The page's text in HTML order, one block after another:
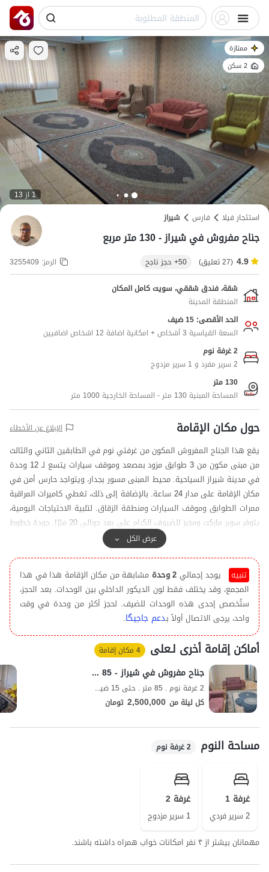
ممتازة
2 سكن
1 از 13
استئجار فيلا
فارس شیراز
جناح مفروش في شيراز - 130 متر مربع
4.9 (27 تعليق) 50+ حجز ناجح الرمز: 3255409
شقة، فندق شققي، سويت كامل المكان
المنطقة المدينة
الحد الأقصى: 15 ضيف
السعة القياسية 3 أشخاص + امكانية اضافة 12 اشخاص اضافيين
2 غرفة نوم
2 سرير مفرد و 1 سرير مزدوج
130 متر
المساحة المبنية 130 متر - المساحة الخارجية 1000 متر
حول مكان الإقامة الإبلاغ عن الأخطاء
يقع هذا الجناح المفروش المكون من غرفتي نوم في الطابقين الثاني والثالث
من مبنى مكون من 3 طوابق مزود بمصعد وموقف سيارات يتسع لـ 12 وحدة
في مدينة شيراز السياحية. محيط المبنى مسور بجدار، ويتواجد حارس أمن في
مكان الإقامة على مدار 24 ساعة. بالإضافة إلى ذلك، تغطي كاميرات المراقبة
ممرات الطوابق وموقف السيارات ومنطقة الزقاق. لتلبية الاحتياجات اليومية،
يتوفر سوبر ماركت ومخبز للضيوف الكرام على بعد حوالي 20 مترًا. جودة خطوط
وتغطية الإنترنت هي 4G. من بين المعالم التاريخية والمناطق السياحية في
هذه المدينة الجميلة يمكن الإشارة إلى حديقة إرم شيراز، وحمام وكيل،
ومسجد نصير الملك، وقلعة كريم خان زند، وحافظية، وضريح سعدي، وحديقة
عفيف آباد، وشاه جراغ، وحديقة آزادي، وحديقة انقلاب.
عرض الكل
تنبيه يوجد إجمالي 2 وحدة
مشابهة من مكان الإقامة هذا في هذا
المجمع، وقد يختلف فقط لون الديكور الداخلي بين الوحدات. بعد الحجز،
ستُخصص إحدى هذه الوحدات للضيف. لحجز أكثر من وحدة في وقت
واحد، يرجى الاتصال أولاً بـدعم جاجیگا.
أماكن إقامة أخرى لـعلی 4 مكان إقامة
جناح مفروش في شيراز - 85 م² - الطابق 3
2 غرفة نوم . 85 متر . حتى 15 ضيف
كل ليلة من 2,500,000 تومان
مساحة النوم 2 غرفة نوم
غرفة 1
2 سرير فردي
غرفة 2
1 سرير مزدوج
مهمانان بیشتر از ۴ نفر امکانات خواب همراه داشته باشند.